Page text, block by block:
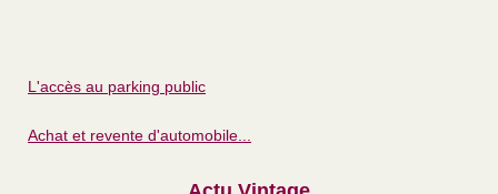
L'accès au parking public
Achat et revente d'automobile...